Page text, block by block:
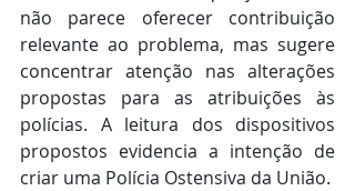
não parece oferecer contribuição
relevante ao problema, mas sugere
concentrar atenção nas alterações
propostas para as atribuições às
polícias. A leitura dos dispositivos
propostos evidencia a intenção de
criar uma Polícia Ostensiva da União.